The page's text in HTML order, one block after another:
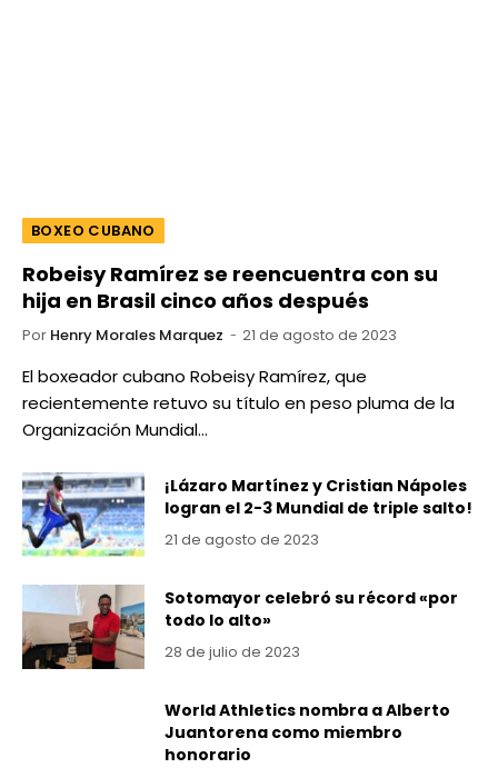
BOXEO CUBANO
Robeisy Ramírez se reencuentra con su
hija en Brasil cinco años después
Por Henry Morales Marquez 21 de agosto de 2023
El boxeador cubano Robeisy Ramírez, que
recientemente retuvo su título en peso pluma de la
Organización Mundial…
¡Lázaro Martínez y Cristian Nápoles
logran el 2-3 Mundial de triple salto!
21 de agosto de 2023
Sotomayor celebró su récord «por
todo lo alto»
28 de julio de 2023
World Athletics nombra a Alberto
Juantorena como miembro
honorario